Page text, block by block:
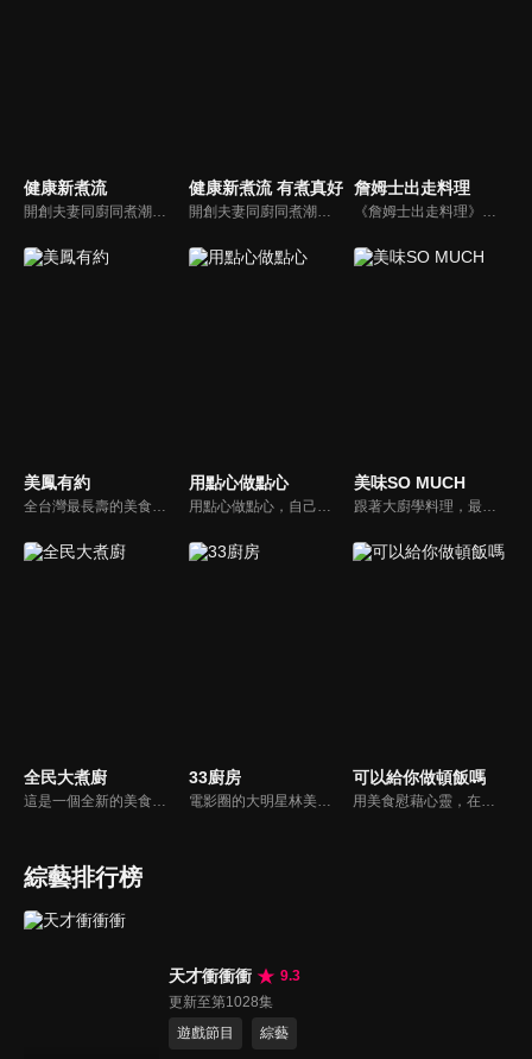
健康新煮流
開創夫妻同廚同煮潮流的KC夫婦，繼《健康醫食代》後，走出攝影棚，帶大家全台走透透，發掘上帝賞賜的美味食材，內容融合新加坡南洋風和客家純樸味，加上台灣獨特的閩南風情，互相激盪交織出的火花，打造出獨一無二的美食節目。
健康新煮流 有煮真好
開創夫妻同廚同煮潮流的KC夫婦，繼《健康醫食代》後，走出攝影棚，帶大家全台走透透，發掘上帝賞賜的美味食材，內容融合新加坡南洋風和客家純樸味，加上台灣獨特的閩南風情，互相激盪交織出的火花，打造出獨一無二的美食節目。
詹姆士出走料理
《詹姆士出走料理》以尋找詹姆士私廚菜單為節目主軸，為了尋找記憶中的美味料理，詹姆士將帶領大家探索市場，品嘗在地美味、尋訪料理達人，並在節目中展現特殊食材的處理方式、嘗試新的醬料或是新的料理作法，製作創意料理(料理教學)，最後在節目片尾時作出一道『詹姆士創意料理』。
美鳳有約
全台灣最長壽的美食節目《美鳯有約》魅力百分百！長達15年的播出時間，總是陪伴著許多婆婆媽媽們渡過一個輕鬆愉快的時光，精采內容您絕對不可錯過喔！
用點心做點心
用點心做點心，自己動手最開心！全台唯一以點心烘焙為主題的電視節目，邀請熱愛烘焙料理的你/妳，一起加入我們DIY各式各樣的點心。
美味SO MUCH
跟著大廚學料理，最強的料理小百科，美味SO MUCH！
全民大煮廚
這是一個全新的美食節目，將為您煮出台灣的好滋味，豐富、美味的畫面，傳遞「煮廚」對料理的用心，獨特的介紹方式，要你吃得更有創意、吃得更有趣！現今飲食已趨健康走向為主，「全民大煮廚」要用「輕食輕煙」讓你吃出健康與活力，並帶觀眾們從食材開始，想成為達人級的吃貨，走～我們從「煮」開始！
33廚房
電影圈的大明星林美秀首度跨足綜藝接主持棒，帶領駱進漢師傅以及黃景龍師傅大展廚藝與觀眾們一起美味上菜！
可以給你做頓飯嗎
用美食慰藉心靈，在飯桌上這個中國人最傳統的聊天場域打開素人物件心門；潛移默化地引出社會熱點話題，打造一檔有趣、有用、有意義的人文類真人秀。
綜藝排行榜
天才衝衝衝
9.3
更新至第1028集
遊戲節目
綜藝